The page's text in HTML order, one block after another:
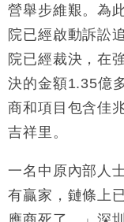
15:59
財經｜SA
司
營舉步維艱。為
院已經啟動訴訟
院已經裁決，在
決的金額1.35億
商和項目包含佳
吉祥里。
一名中原內部人
有贏家，鏈條上